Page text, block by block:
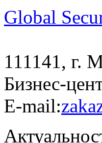
Global
111141, г.
Бизнес-
E-mail: